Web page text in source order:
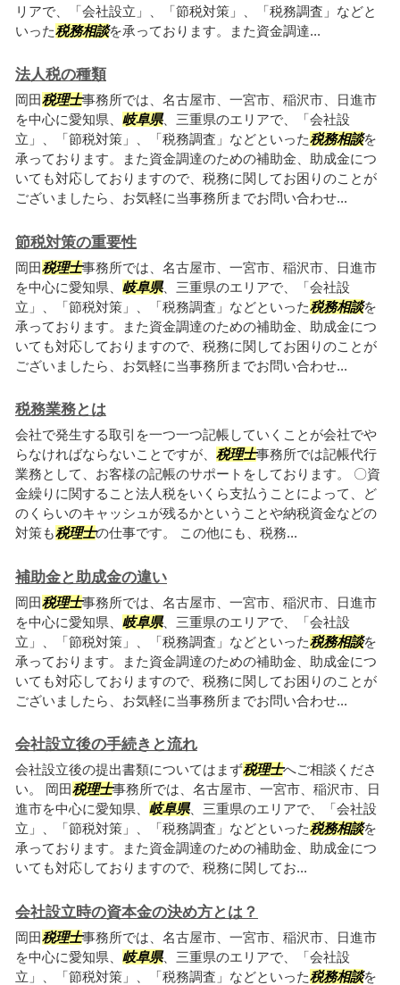
リアで、「会社設立」、「節税対策」、「税務調査」などと
いった税務相談を承っております。また資金調達...
法人税の種類
岡田税理士事務所では、名古屋市、一宮市、稲沢市、日進市
を中心に愛知県、 岐阜県、三重県のエリアで、「会社設
立」、「節税対策」、「税務調査」などといった税務相談を
承っております。また資金調達のための補助金、助成金につ
いても対応しておりますので、税務に関してお困りのことが
ございましたら、お気軽に当事務所までお問い合わせ...
節税対策の重要性
岡田税理士事務所では、名古屋市、一宮市、稲沢市、日進市
を中心に愛知県、 岐阜県、三重県のエリアで、「会社設
立」、「節税対策」、「税務調査」などといった税務相談を
承っております。また資金調達のための補助金、助成金につ
いても対応しておりますので、税務に関してお困りのことが
ございましたら、お気軽に当事務所までお問い合わせ...
税務業務とは
会社で発生する取引を一つ一つ記帳していくことが会社でや
らなければならないことですが、 税理士事務所では記帳代行
業務として、お客様の記帳のサポートをしております。 〇資
金繰りに関すること法人税をいくら支払うことによって、ど
のくらいのキャッシュが残るかということや納税資金などの
対策も税理士の仕事です。 この他にも、税務...
補助金と助成金の違い
岡田税理士事務所では、名古屋市、一宮市、稲沢市、日進市
を中心に愛知県、 岐阜県、三重県のエリアで、「会社設
立」、「節税対策」、「税務調査」などといった税務相談を
承っております。また資金調達のための補助金、助成金につ
いても対応しておりますので、税務に関してお困りのことが
ございましたら、お気軽に当事務所までお問い合わせ...
会社設立後の手続きと流れ
会社設立後の提出書類についてはまず税理士へご相談くださ
い。 岡田税理士事務所では、名古屋市、一宮市、稲沢市、日
進市を中心に愛知県、 岐阜県、三重県のエリアで、「会社設
立」、「節税対策」、「税務調査」などといった税務相談を
承っております。また資金調達のための補助金、助成金につ
いても対応しておりますので、税務に関してお...
会社設立時の資本金の決め方とは？
岡田税理士事務所では、名古屋市、一宮市、稲沢市、日進市
を中心に愛知県、 岐阜県、三重県のエリアで、「会社設
立」、「節税対策」、「税務調査」などといった税務相談を